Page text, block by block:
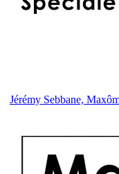
Jérémy Sebbane,